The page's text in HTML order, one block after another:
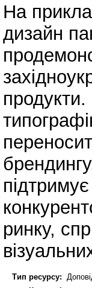
На
дизайн
ринку,
Тип ресурсу: